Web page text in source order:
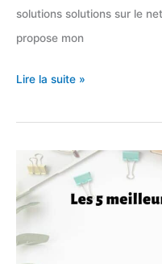
solutions solutions sur le
propose mon
Top
sites
pour
créer
une
de
Lire la suite »